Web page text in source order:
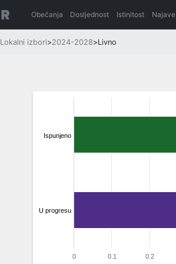
Obećanja Dosljednost Istinitost Najave
Lokalni izbori>2024-2028>Livno
Ispunjeno
U progresu
0 0.1 0.2